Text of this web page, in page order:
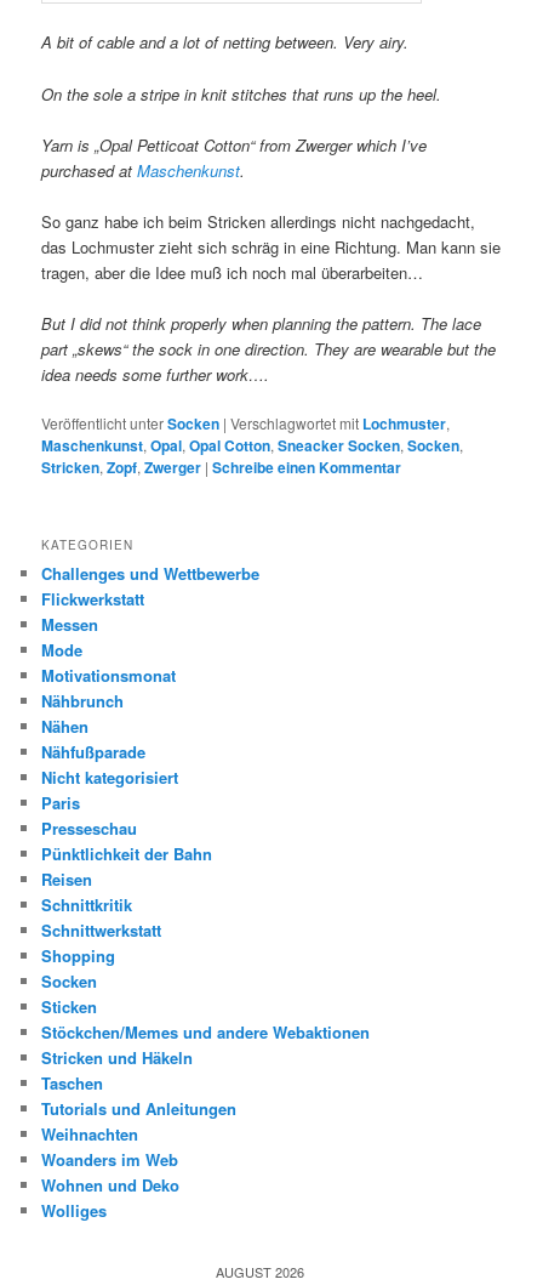
A bit of cable and a lot of netting between. Very airy.
On the sole a stripe in knit stitches that runs up the heel.
Yarn is „Opal Petticoat Cotton“ from Zwerger which I’ve
purchased atMaschenkunst.
So ganz habe ich beim Stricken allerdings nicht nachgedacht,
das Lochmuster zieht sich schräg in eine Richtung. Man kann sie
tragen, aber die Idee muß ich noch mal überarbeiten…
But I did not think properly when planning the pattern. The lace
part „skews“ the sock in one direction. They are wearable but the
idea needs some further work….
Veröffentlicht unterSocken |Verschlagwortet mit Lochmuster,
Maschenkunst,Opal,Opal Cotton,Sneacker Socken,Socken,
Stricken,Zopf,Zwerger |Schreibe einen Kommentar
KATEGORIEN
Challenges und Wettbewerbe
Flickwerkstatt
Messen
Mode
Motivationsmonat
Nähbrunch
Nähen
Nähfußparade
Nicht kategorisiert
Paris
Presseschau
Pünktlichkeit der Bahn
Reisen
Schnittkritik
Schnittwerkstatt
Shopping
Socken
Sticken
Stöckchen/Memes und andere Webaktionen
Stricken und Häkeln
Taschen
Tutorials und Anleitungen
Weihnachten
Woanders im Web
Wohnen und Deko
Wolliges
AUGUST 2026